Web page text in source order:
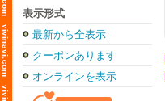
表示形式
最新から全表示
クーポンあります
オンラインを表示